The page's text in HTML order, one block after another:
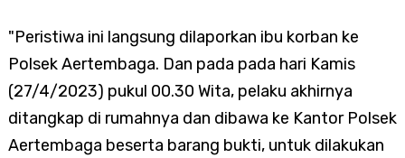
"Peristiwa ini langsung dilaporkan ibu korban ke
Polsek Aertembaga. Dan pada pada hari Kamis
(27/4/2023) pukul 00.30 Wita, pelaku akhirnya
ditangkap di rumahnya dan dibawa ke Kantor Polsek
Aertembaga beserta barang bukti, untuk dilakukan